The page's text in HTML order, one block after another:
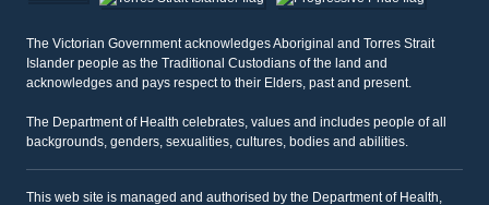
The Victorian Government acknowledges Aboriginal and Torres Strait
Islander people as the Traditional Custodians of the land and
acknowledges and pays respect to their Elders, past and present.
The Department of Health celebrates, values and includes people of all
backgrounds, genders, sexualities, cultures, bodies and abilities.
This web site is managed and authorised by the Department of Health,